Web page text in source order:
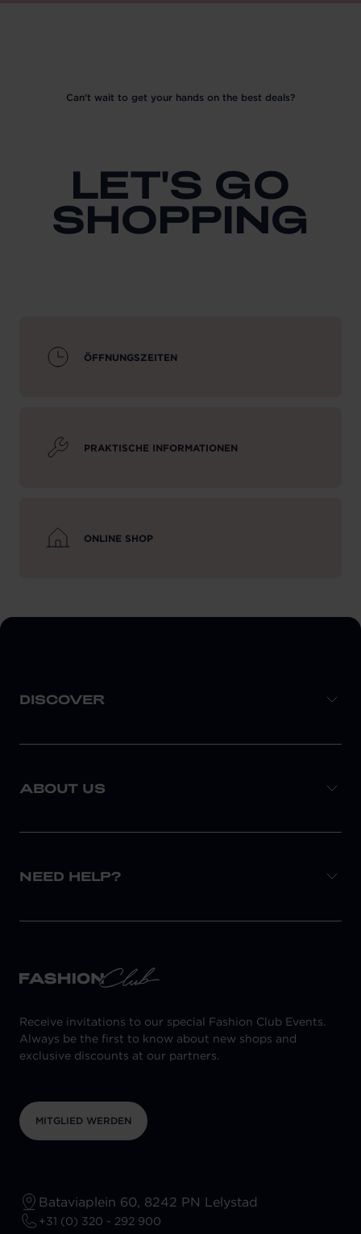
Can't wait to get your hands on the best deals?
LET'S GO
SHOPPING
ÖFFNUNGSZEITEN
PRAKTISCHE INFORMATIONEN
ONLINE SHOP
DISCOVER
ABOUT US
NEED HELP?
Receive invitations to our special Fashion Club Events.
Always be the first to know about new shops and
exclusive discounts at our partners.
MITGLIED WERDEN
Bataviaplein 60, 8242 PN Lelystad
+31 (0) 320 - 292 900